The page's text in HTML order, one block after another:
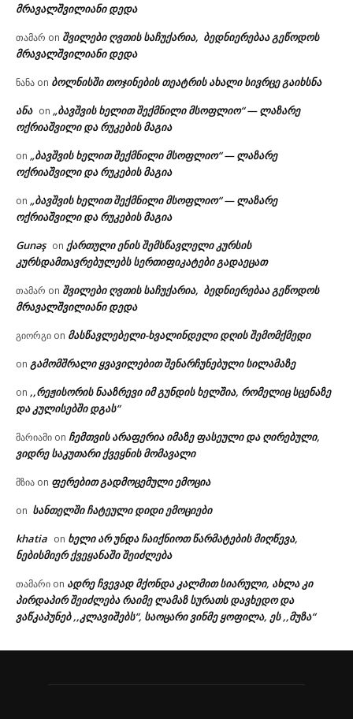
მრავალშვილიანი დედა
თამარ on შვილები ღვთის საჩუქარია, ბედნიერებაა გეწოდოს
მრავალშვილიანი დედა
ნანა on ბოლნისში თოჯინების თეატრის ახალი სივრცე გაიხსნა
ანა on „ბავშვის ხელით შექმნილი მსოფლიო“ — ლაზარე
ოქრიაშვილი და რუკების მაგია
on „ბავშვის ხელით შექმნილი მსოფლიო“ — ლაზარე
ოქრიაშვილი და რუკების მაგია
on „ბავშვის ხელით შექმნილი მსოფლიო“ — ლაზარე
ოქრიაშვილი და რუკების მაგია
Gunəş on ქართული ენის შემსწავლელი კურსის
კურსდამთავრებულებს სერთიფიკატები გადაეცათ
თამარ on შვილები ღვთის საჩუქარია, ბედნიერებაა გეწოდოს
მრავალშვილიანი დედა
გიორგი on მასწავლებელი-ხვალინდელი დღის შემომქმედი
on გამომშრალი ყვავილებით შენარჩუნებული სილამაზე
on ,,რეჟისორის ნააზრევი იმ გუნდის ხელშია, რომელიც სცენაზე
და კულისებში დგას“
მარიამი on ჩემთვის არაფერია იმაზე ფასეული და ღირებული,
ვიდრე საკუთარი ქვეყნის მომავალი
მზია on ფერებით გადმოცემული ემოცია
on სანთელში ჩატეული დიდი ემოციები
khatia on ხელი არ უნდა ჩაიქნიოთ წარმატების მიღწევა,
ნებისმიერ ქვეყანაში შეიძლება
თამარი on ადრე ჩვევად მქონდა კალმით სიარული, ახლა კი
პირდაპირ შეიძლება რაიმე ლამაზ სურათს დავხედო და
ვაწკაპუნებ ,,კლავიშებს“, საოცარი ვინმე ყოფილა, ეს ,,მუზა“